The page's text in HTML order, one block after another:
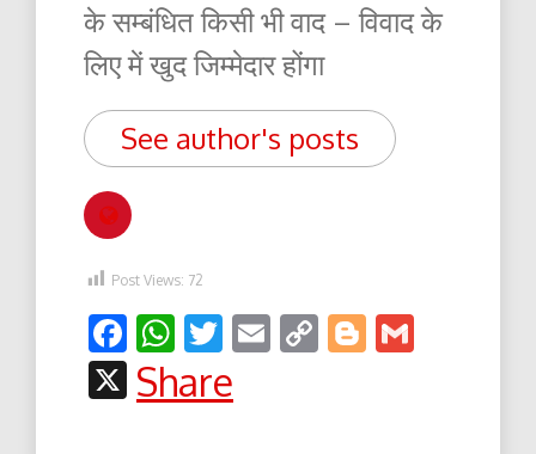
के सम्बंधित किसी भी वाद – विवाद के
लिए में खुद जिम्मेदार होंगा
See author's posts
Post Views: 72
Facebook
WhatsApp
Twitter
EmailCopyBlogger
X
Share